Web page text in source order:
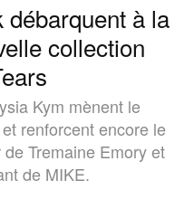
débarquent à la
collection
Kym mènent le
renforcent encore le
Tremaine Emory et
de MIKE.